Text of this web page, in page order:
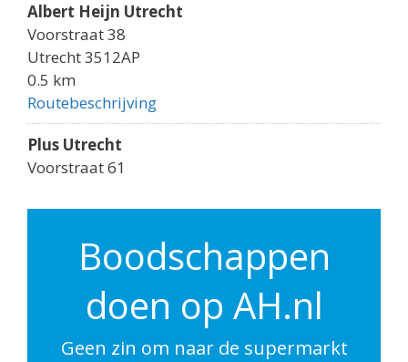
Albert Heijn Utrecht
Voorstraat 38
Utrecht 3512AP
0.5 km
Routebeschrijving
Plus Utrecht
Voorstraat 61
0.5 km
Godebaldkwartier 149
Utrecht 3511DP
0.6 km
Boodschappen
doen op AH.nl
Geen zin om naar de supermarkt